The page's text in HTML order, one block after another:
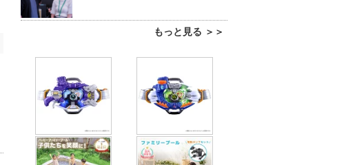
もっと見る ＞＞